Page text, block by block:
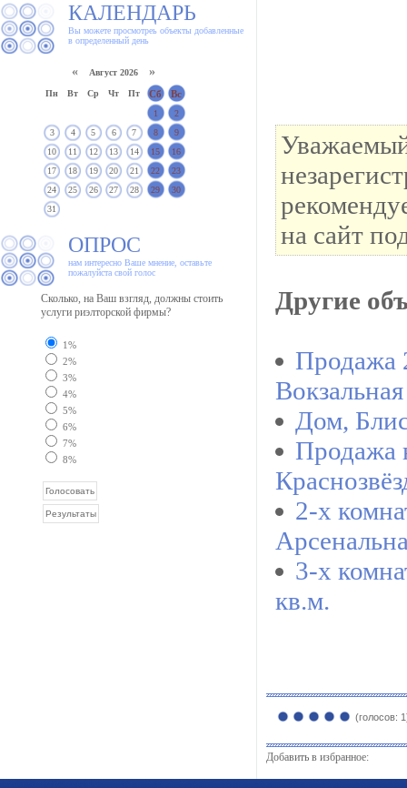
КАЛЕНДАРЬ
Вы можете просмотреь объекты добавленные
в определенный день
« Август 2026 »
Пн Вт Ср Чт Пт Сб Вс
1
2
3
4 5 6 7 8
9
10
11 12 13 14 15
16
17
18 19 20 21 22
23
24
25 26 27 28 29
30
31
ОПРОС
нам интересно Ваше мнение, оставьте
пожалуйста свой голос
Сколько, на Ваш взгляд, должны стоить
услуги риэлторской фирмы?
1%
2%
3%
4%
5%
6%
7%
8%
на сайт
Другие
Продажа
Дом,
Продажа
2-х
3-х
кв.м.
(голосов:
Добавить в избранное: